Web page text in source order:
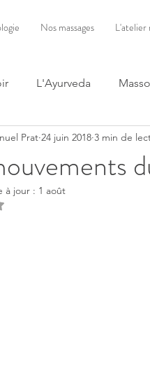
Nos massages L'atelier
L'Ayurveda
Prat 24 juin 2018 3 min de
à jour : 1 août
étoiles sur 5.